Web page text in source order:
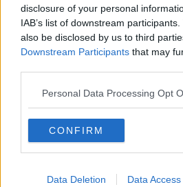
disclosure of your personal
IAB’s list of downstream
also be disclosed by us to third
Downstream Participants that may
Personal Data Processing Opt
CONFIRM
Data Deletion Data Access
Cala il giorno, Casole si
Una Passione lungo le vie
Presepe vivente, cosa
Un itinerario alla scoperta
d’Elba